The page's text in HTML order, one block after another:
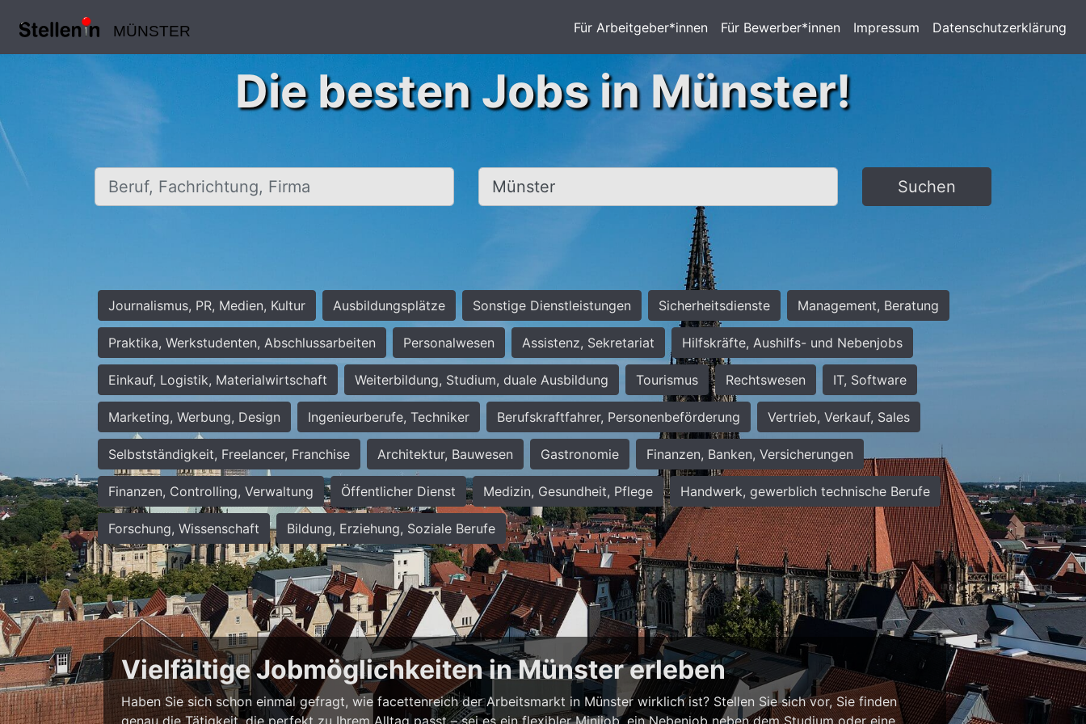
MÜNSTER Für Arbeitgeber*innen Für Bewerber*innen Impressum Datenschutzerklärung
Die besten Jobs in Münster!
Beruf, Fachrichtung, Firma Ort, Stadt Suchen
Journalismus, PR, Medien, Kultur Ausbildungsplätze Sonstige Dienstleistungen Sicherheitsdienste Management, Beratung
Praktika, Werkstudenten, Abschlussarbeiten Personalwesen Assistenz, Sekretariat Hilfskräfte, Aushilfs- und Nebenjobs
Einkauf, Logistik, Materialwirtschaft Weiterbildung, Studium, duale Ausbildung Tourismus Rechtswesen IT, Software
Marketing, Werbung, Design Ingenieurberufe, Techniker Berufskraftfahrer, Personenbeförderung Vertrieb, Verkauf, Sales
Selbstständigkeit, Freelancer, Franchise Architektur, Bauwesen Gastronomie Finanzen, Banken, Versicherungen
Finanzen, Controlling, Verwaltung Öffentlicher Dienst Medizin, Gesundheit, Pflege Handwerk, gewerblich technische Berufe
Forschung, Wissenschaft Bildung, Erziehung, Soziale Berufe
Vielfältige Jobmöglichkeiten in Münster erleben
Haben Sie sich schon einmal gefragt, wie facettenreich der Arbeitsmarkt in Münster wirklich ist? Stellen Sie sich vor, Sie finden